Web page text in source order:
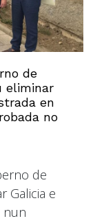
de
eliminar
en
no
de
Galicia e
nun